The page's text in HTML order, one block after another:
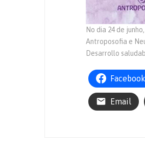
No dia 24 de
Antroposofia e
Desarrollo
Facebook
Email